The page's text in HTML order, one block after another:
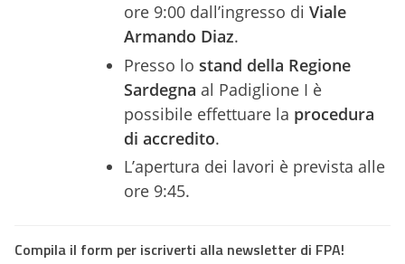
ore 9:00 dall’ingresso di Viale
Armando Diaz.
Presso lo stand della Regione
Sardegna al Padiglione I è
possibile effettuare la procedura
di accredito.
L’apertura dei lavori è prevista alle
ore 9:45.
Compila il form per iscriverti alla newsletter di FPA!